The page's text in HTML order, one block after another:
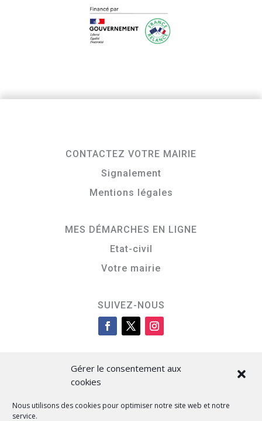
Gérer le consentement aux
cookies
Nous utilisons des cookies pour optimiser notre site web et notre
service.
CONTACTEZ VOTRE MAIRIE
Signalement
Mentions légales
MES DÉMARCHES EN LIGNE
Etat-civil
Votre mairie
SUIVEZ-NOUS